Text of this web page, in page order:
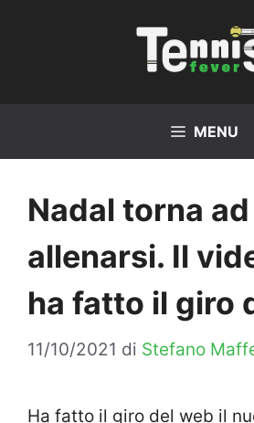
MENU
Nadal torna ad
allenarsi. Il
ha fatto il giro
11/10/2021 di Stefano
Ha fatto il giro del web il